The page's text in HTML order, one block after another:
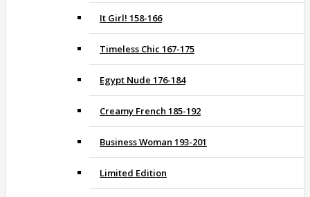
It Girl! 158-166
Timeless Chic 167-175
Egypt Nude 176-184
Creamy French 185-192
Business Woman 193-201
Limited Edition